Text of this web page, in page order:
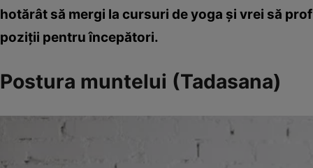
hotărât să mergi la cursuri de yoga şi vrei să
poziţii pentru începători.
Postura muntelui (Tadasana)